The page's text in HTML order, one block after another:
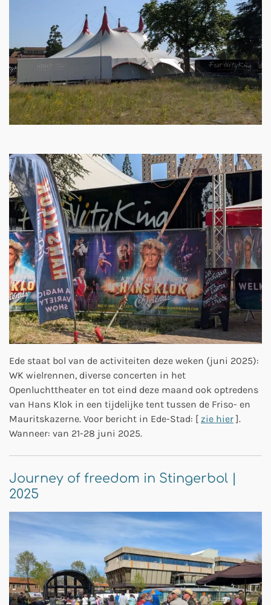
Ede staat bol van de activiteiten deze weken (juni 2025):
WK wielrennen, diverse concerten in het
Openluchttheater en tot eind deze maand ook optredens
van Hans Klok in een tijdelijke tent tussen de Friso- en
Mauritskazerne. Voor bericht in Ede-Stad: [ zie hier].
Wanneer: van 21-28 juni 2025.
Journey of freedom in Stingerbol |
2025